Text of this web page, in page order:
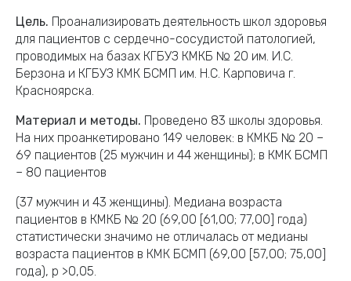
Цель. Проанализировать деятельность школ здоровья
для пациентов с сердечно-сосудистой патологией,
проводимых на базах КГБУЗ КМКБ № 20 им. И.С.
Берзона и КГБУЗ КМК БСМП им. Н.С. Карповича г.
Красноярска.
Материал и методы. Проведено 83 школы здоровья.
На них проанкетировано 149 человек: в КМКБ № 20 –
69 пациентов (25 мужчин и 44 женщины); в КМК БСМП
– 80 пациентов
(37 мужчин и 43 женщины). Медиана возраста
пациентов в КМКБ № 20 (69,00 [61,00; 77,00] года)
статистически значимо не отличалась от медианы
возраста пациентов в КМК БСМП (69,00 [57,00; 75,00]
года), р >0,05.